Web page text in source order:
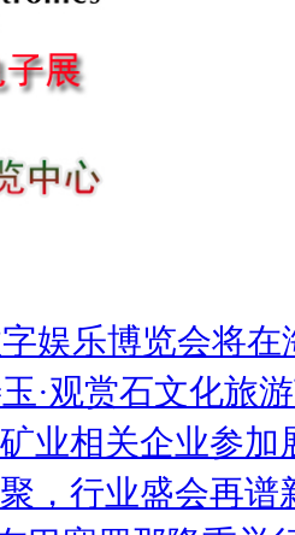
娱乐博览会将在
·观赏石文化旅
业相关企业参加
，行业盛会再谱